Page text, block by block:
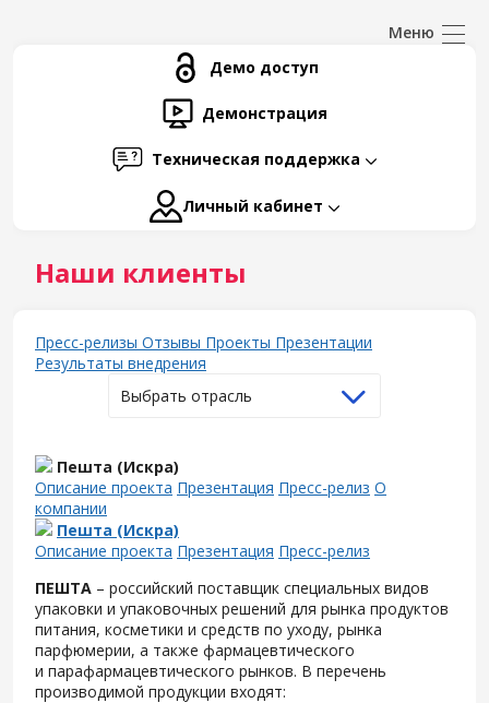
Демо доступ
Демонстрация
Техническая поддержка
Личный кабинет
Наши клиенты
Пресс-релизы Отзывы Проекты Презентации
Результаты внедрения
Выбрать отрасль
Пешта (Искра)
Описание проекта Презентация Пресс-релиз О
компании
Пешта (Искра)
Описание проекта Презентация Пресс-релиз
ПЕШТА – российский поставщик специальных видов
упаковки и упаковочных решений для рынка продуктов
питания, косметики и средств по уходу, рынка
парфюмерии, а также фармацевтического
и парафармацевтического рынков. В перечень
производимой продукции входят: